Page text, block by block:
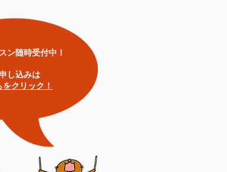
ン随時受付中！
し込みは
をクリック！